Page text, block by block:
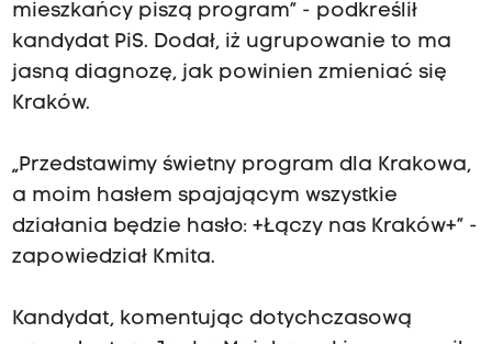
mieszkańcy piszą program” - podkreślił
kandydat PiS. Dodał, iż ugrupowanie to ma
jasną diagnozę, jak powinien zmieniać się
Kraków.
„Przedstawimy świetny program dla Krakowa,
a moim hasłem spajającym wszystkie
działania będzie hasło: +Łączy nas Kraków+” -
zapowiedział Kmita.
Kandydat, komentując dotychczasową